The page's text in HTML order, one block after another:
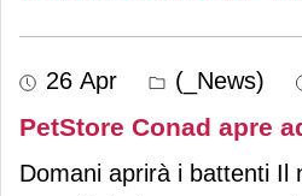
26 Apr (_News)
Domani aprirà i battenti Il